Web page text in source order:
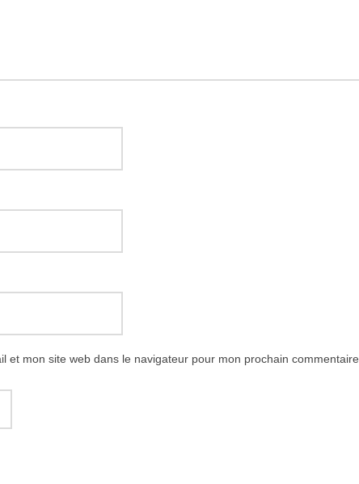
et mon site web dans le navigateur pour mon prochain commentaire.